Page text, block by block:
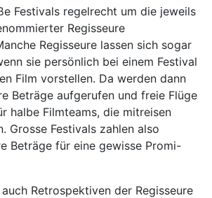
Festivals regelrecht um die jeweils
Regisseure
Regisseure lassen sich sogar
sie persönlich bei einem Festival
Film vorstellen. Da werden dann
Beträge aufgerufen und freie Flüge
halbe Filmteams, die mitreisen
Grosse Festivals zahlen also
Beträge für eine gewisse Promi-
Retrospektiven der Regisseure